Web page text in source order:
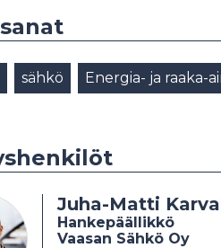
sähkö Energia- ja raaka-
Juha-Matti
Hankepäällikkö
Vaasan Sähkö Oy